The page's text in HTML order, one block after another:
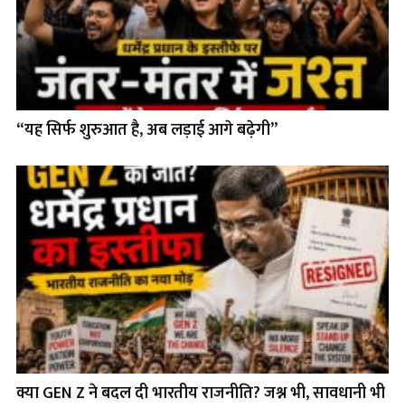
“यह सिर्फ शुरुआत है, अब लड़ाई आगे बढ़ेगी”
क्या GEN Z ने बदल दी भारतीय राजनीति? जश्न भी, सावधानी भी